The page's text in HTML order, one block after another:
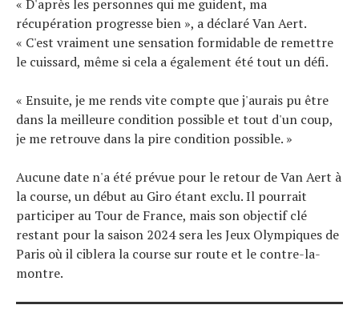
« D'après les personnes qui me guident, ma
récupération progresse bien », a déclaré Van Aert.
« C'est vraiment une sensation formidable de remettre
le cuissard, même si cela a également été tout un défi.
« Ensuite, je me rends vite compte que j'aurais pu être
dans la meilleure condition possible et tout d'un coup,
je me retrouve dans la pire condition possible. »
Aucune date n'a été prévue pour le retour de Van Aert à
la course, un début au Giro étant exclu. Il pourrait
participer au Tour de France, mais son objectif clé
restant pour la saison 2024 sera les Jeux Olympiques de
Paris où il ciblera la course sur route et le contre-la-
montre.